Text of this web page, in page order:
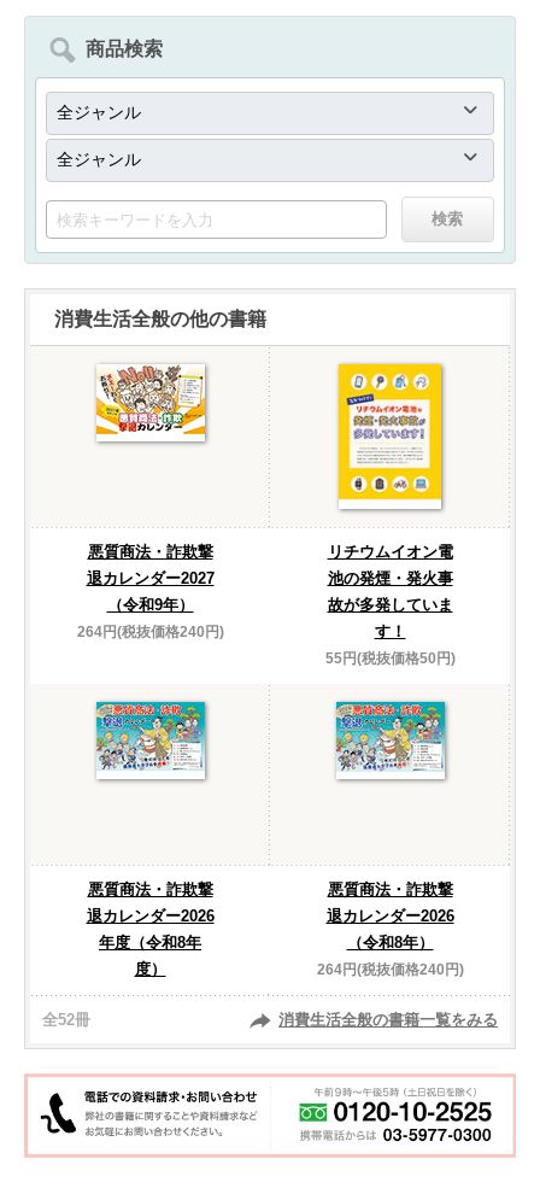
商品検索
消費生活全般の他の書籍
悪質商法・詐欺撃
退カレンダー2027
（令和9年）
264円(税抜価格240円)
リチウムイオン電
池の発煙・発火事
故が多発していま
す！
55円(税抜価格50円)
悪質商法・詐欺撃
退カレンダー2026
年度（令和8年
度）
悪質商法・詐欺撃
退カレンダー2026
（令和8年）
264円(税抜価格240円)
全52冊 消費生活全般の書籍一覧をみる